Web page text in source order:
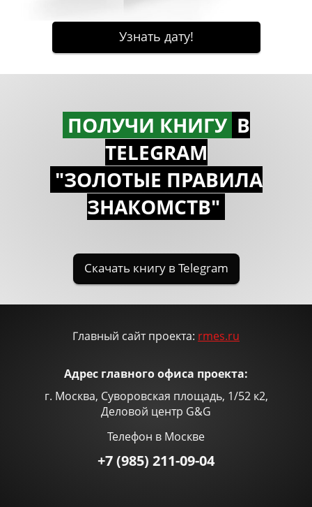
ПОЛУЧИ КНИГУ В
TELEGRAM
"ЗОЛОТЫЕ ПРАВИЛА
ЗНАКОМСTВ"
Главный сайт проекта: rmes.ru
Адрес главного офиса проекта:
г. Москва, Суворовская площадь, 1/52 к2,
Деловой центр G&G
Телефон в Москве
+7 (985) 211-09-04